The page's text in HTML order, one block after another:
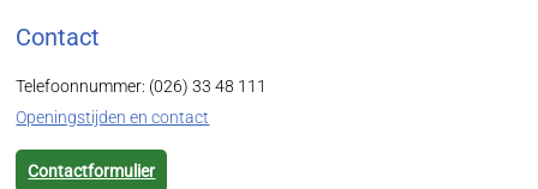
Contact
Telefoonnummer: (026) 33 48 111
Openingstijden en contact
Contactformulier